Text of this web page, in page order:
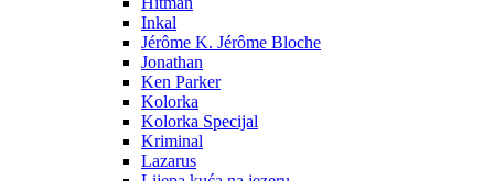
Inkal
Jérôme K. Jérôme Bloche
Jonathan
Ken Parker
Kolorka
Kolorka Specijal
Kriminal
Lazarus